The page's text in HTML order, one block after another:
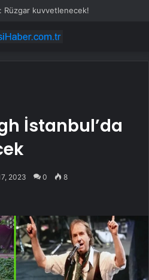
Rüzgar kuvvetlenecek!
İstanbul’da
2023 0 8